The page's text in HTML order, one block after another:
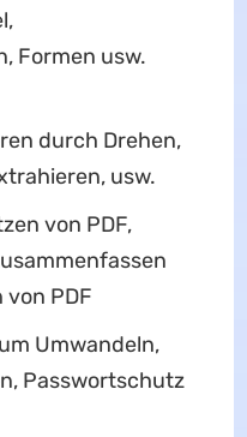
Formen usw.
durch Drehen,
usw.
von PDF,
von PDF
Umwandeln,
Passwortschutz